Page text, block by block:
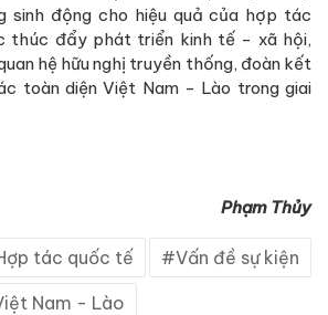
sinh động cho hiệu quả của hợp tác
thúc đẩy phát triển kinh tế - xã hội,
hệ hữu nghị truyền thống, đoàn kết
toàn diện Việt Nam - Lào trong giai
Phạm Thủy
tác quốc tế Vấn đề sự kiện
Nam - Lào